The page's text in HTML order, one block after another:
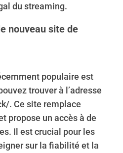
du streaming.
nouveau site de
populaire est
trouver à l’adresse
. Ce site remplace
propose un accès à de
Il est crucial pour les
sur la fiabilité et la